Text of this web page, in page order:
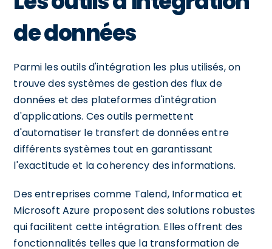
de données
Parmi les outils d'intégration les plus utilisés, on
trouve des systèmes de gestion des flux de
données et des plateformes d'intégration
d'applications. Ces outils permettent
d'automatiser le transfert de données entre
différents systèmes tout en garantissant
l'exactitude et la coherency des informations.
Des entreprises comme Talend, Informatica et
Microsoft Azure proposent des solutions robustes
qui facilitent cette intégration. Elles offrent des
fonctionnalités telles que la transformation de